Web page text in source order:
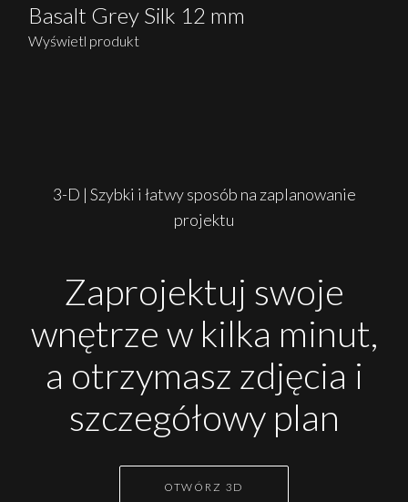
Basalt Grey Silk 12 mm
Wyświetl produkt
3-D | Szybki i łatwy sposób na zaplanowanie
projektu
Zaprojektuj swoje
wnętrze w kilka minut,
a otrzymasz zdjęcia i
szczegółowy plan
OTWÓRZ 3D